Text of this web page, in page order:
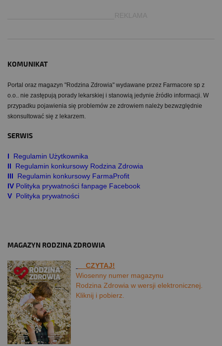
___________________________REKLAMA
KOMUNIKAT
Portal oraz magazyn "Rodzina Zdrowia" wydawane przez Farmacore sp z
o.o.. nie zastępują porady lekarskiej i stanowią jedynie źródło informacji. W
przypadku pojawienia się problemów ze zdrowiem należy bezwzględnie
skonsultować się z lekarzem.
SERWIS
I Regulamin Użytkownika
II
Regulamin konkursowy Rodzina Zdrowia
III
Regulamin konkursowy FarmaProfit
IV Polityka prywatności fanpage Facebook
V Polityka prywatności
MAGAZYN RODZINA ZDROWIA
CZYTAJ!
Wiosenny numer magazynu
Rodzina Zdrowia w wersji elektronicznej.
Kliknij i pobierz.